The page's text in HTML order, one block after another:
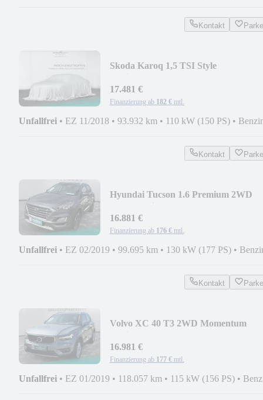
Kontakt
Skoda Karoq 1,5 TSI Style
17.481 €
Finanzierung ab 182 € mtl.
Unfallfrei • EZ 11/2018 • 93.932 km • 110 kW (150 PS) •
Kontakt
Hyundai Tucson 1.6 Premium 2WD
16.881 €
Finanzierung ab 176 € mtl.
Unfallfrei • EZ 02/2019 • 99.695 km • 130 kW (177 PS) •
Kontakt
Volvo XC 40 T3 2WD Momentum
16.981 €
Finanzierung ab 177 € mtl.
Unfallfrei • EZ 01/2019 • 118.057 km • 115 kW (156 PS) •